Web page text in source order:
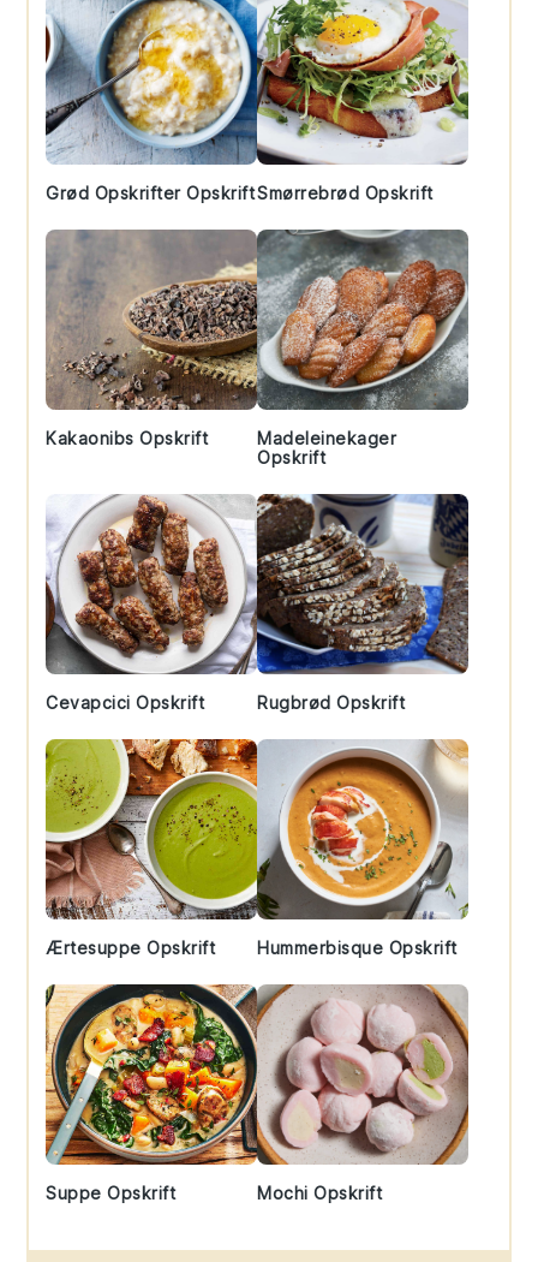
Grød Opskrifter OpskriftSmørrebrød Opskrift
Kakaonibs Opskrift
Madeleinekager
Opskrift
Cevapcici Opskrift Rugbrød Opskrift
Ærtesuppe Opskrift Hummerbisque Opskrift
Suppe Opskrift Mochi Opskrift